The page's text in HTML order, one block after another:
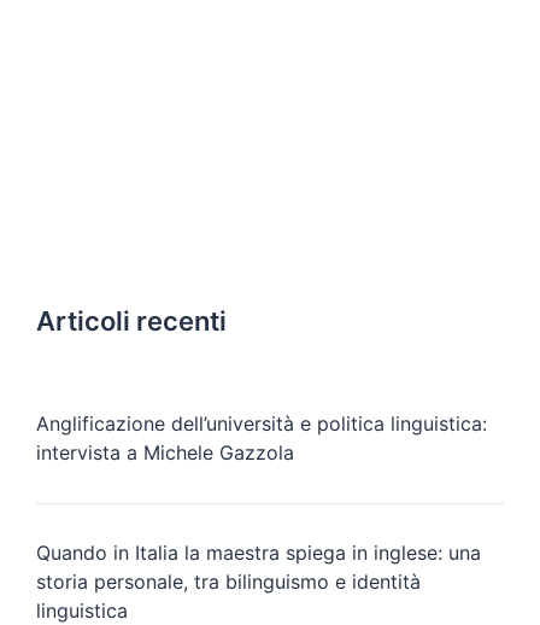
Articoli recenti
Anglificazione dell’università e politica linguistica:
intervista a Michele Gazzola
Quando in Italia la maestra spiega in inglese: una
storia personale, tra bilinguismo e identità
linguistica